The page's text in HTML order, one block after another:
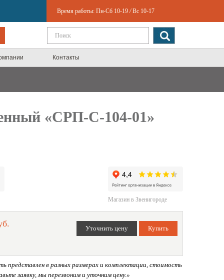
Время работы: Пн-Сб 10-19 / Вс 10-17
Контакты
«СРП-С-104-01»
Магазин в Звенигороде
в разных размерах и комплектации, стоимость
заявку, мы перезвоним и уточним цену.»